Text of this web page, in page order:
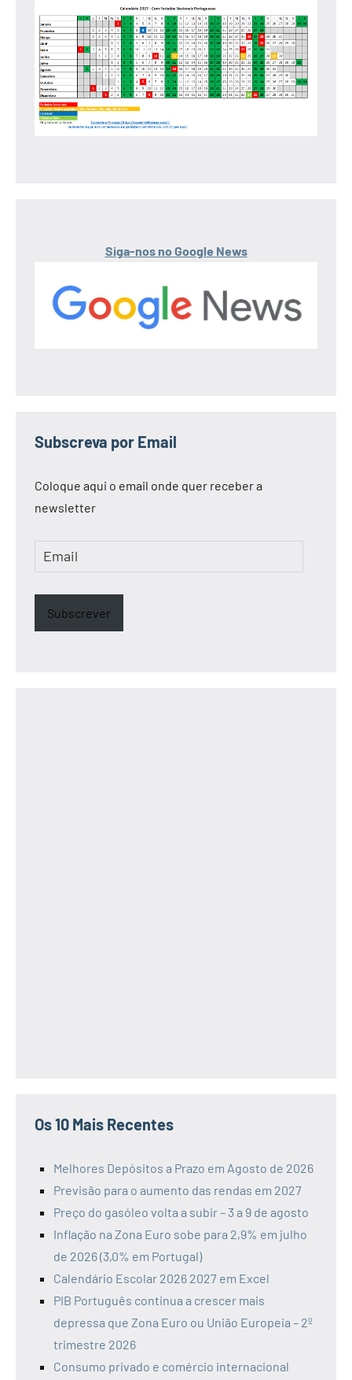
Siga-nos no Google News
Subscreva por Email
Coloque aqui o email onde quer receber a
newsletter
Email
Subscrever
Os 10 Mais Recentes
Melhores Depósitos a Prazo em Agosto de 2026
Previsão para o aumento das rendas em 2027
Preço do gasóleo volta a subir – 3 a 9 de agosto
Inflação na Zona Euro sobe para 2,9% em julho
de 2026 (3,0% em Portugal)
Calendário Escolar 2026 2027 em Excel
PIB Português continua a crescer mais
depressa que Zona Euro ou União Europeia – 2º
trimestre 2026
Consumo privado e comércio internacional